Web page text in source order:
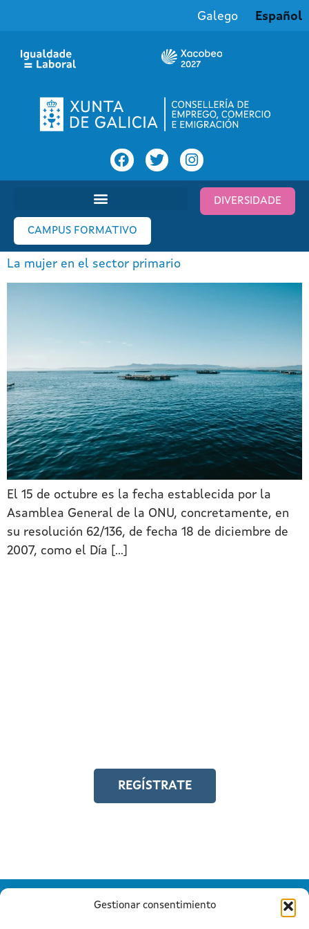
Gestionar consentimiento
Galego Español
DIVERSIDADE
CAMPUS FORMATIVO
La mujer en el sector primario
El 15 de octubre es la fecha establecida por la
Asamblea General de la ONU, concretamente, en
su resolución 62/136, de fecha 18 de diciembre de
2007, como el Día […]
REGÍSTRATE